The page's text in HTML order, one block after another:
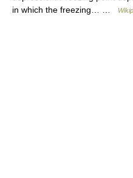
in which the freezing… …